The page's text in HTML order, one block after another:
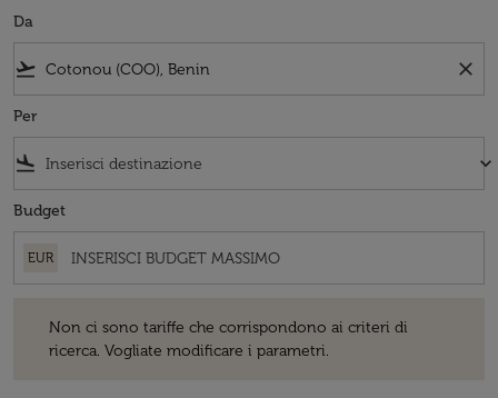
Da
flight_takeoff close
Per
flight_land keyboard_arrow_down
Budget
EUR
Non ci sono tariffe che corrispondono ai criteri di
ricerca. Vogliate modificare i parametri.